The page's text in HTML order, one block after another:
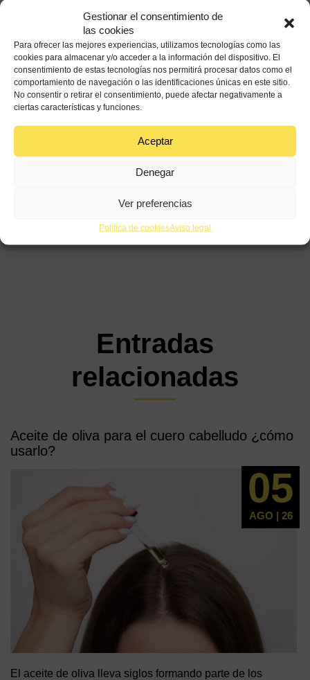
Gestionar el consentimiento de
las cookies
Para ofrecer las mejores experiencias, utilizamos tecnologías como las
cookies para almacenar y/o acceder a la información del dispositivo. El
consentimiento de estas tecnologías nos permitirá procesar datos como el
comportamiento de navegación o las identificaciones únicas en este sitio.
No consentir o retirar el consentimiento, puede afectar negativamente a
ciertas características y funciones.
Aceptar
Denegar
Ver preferencias
Política de cookiesAviso legal
beneficios que te da esta preparación, así como los
diferentes sabores que te puede ofrecer según los
ingredientes y especias que decidas utilizar.
Anterior Todos
Siguiente
Entradas
relacionadas
Aceite de oliva para el cuero cabelludo ¿cómo
usarlo?
05
AGO | 26
El aceite de oliva lleva siglos formando parte de los